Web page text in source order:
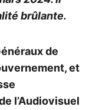
brûlante.
de
et
l’Audiovisuel